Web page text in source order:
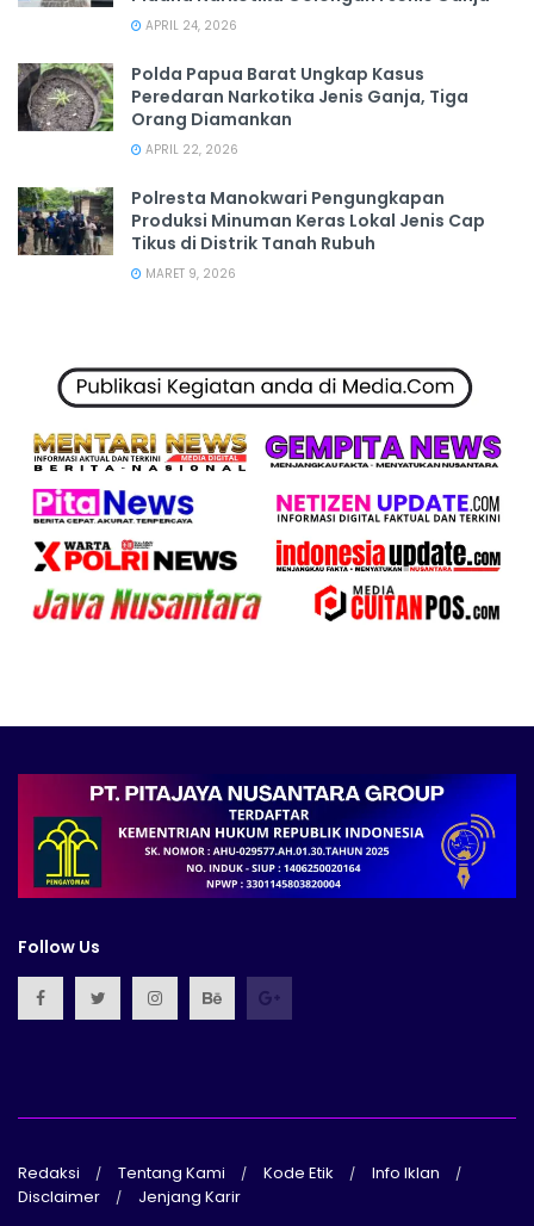
APRIL 24, 2026
Polda Papua Barat Ungkap Kasus
Peredaran Narkotika Jenis Ganja, Tiga
Orang Diamankan
APRIL 22, 2026
Polresta Manokwari Pengungkapan
Produksi Minuman Keras Lokal Jenis Cap
Tikus di Distrik Tanah Rubuh
MARET 9, 2026
Follow Us
Redaksi Tentang Kami Kode Etik
Info Iklan
Disclaimer
Jenjang Karir